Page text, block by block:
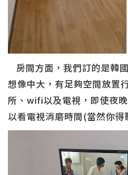
房間方面，我們訂的是韓
想像中大，有足夠空間放置
所、wifi以及電視，即使夜
以看電視消磨時間(當然你得